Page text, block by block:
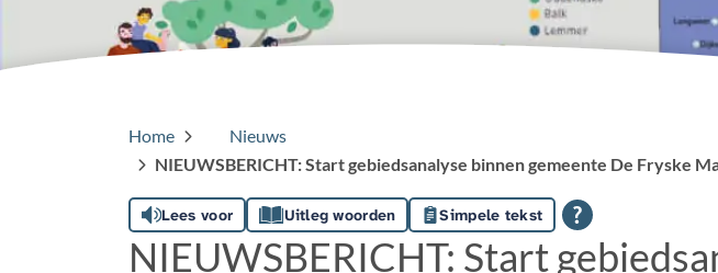
Home
Nieuws
NIEUWSBERICHT: Start gebiedsanalyse binnen gemeente De Fryske
Lees voor Uitleg woorden Simpele tekst
NIEUWSBERICHT: Start